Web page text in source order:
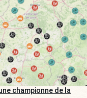
championne de la